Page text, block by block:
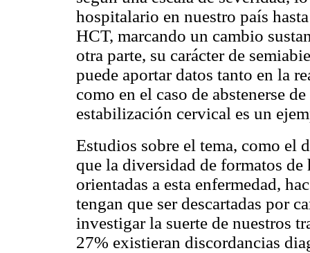
hospitalario en nuestro país
HCT, marcando un cambio
otra parte, su carácter de
puede aportar datos tanto en la
como en el caso de abstenerse
estabilización cervical es un
Estudios sobre el tema, como el
que la diversidad de formatos
orientadas a esta enfermedad,
tengan que ser descartadas por
investigar la suerte de nuestros
27% existieran discordancias